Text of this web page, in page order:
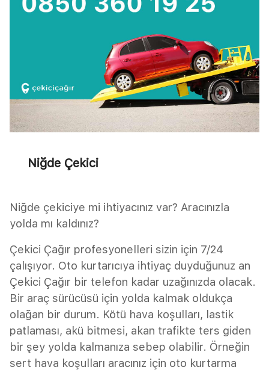
Niğde Çekici
Niğde çekiciye mi ihtiyacınız var? Aracınızla
yolda mı kaldınız?
Çekici Çağır profesyonelleri sizin için 7/24
çalışıyor. Oto kurtarıcıya ihtiyaç duyduğunuz an
Çekici Çağır bir telefon kadar uzağınızda olacak.
Bir araç sürücüsü için yolda kalmak oldukça
olağan bir durum. Kötü hava koşulları, lastik
patlaması, akü bitmesi, akan trafikte ters giden
bir şey yolda kalmanıza sebep olabilir. Örneğin
sert hava koşulları aracınız için oto kurtarma